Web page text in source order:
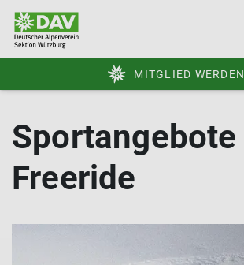
MITGLIED WERDEN
Sportangebote
Freeride